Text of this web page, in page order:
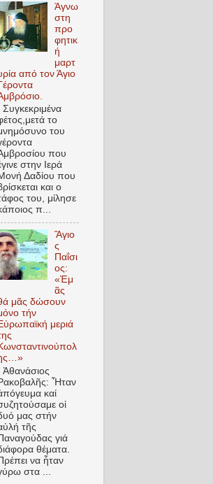
Άγνω
στη
προ
φητικ
ή
μαρτ
από τον Άγιο
Συγκεκριμένα
το
του
που
στην Ιερά
Δαδίου που
και ο
του, μίλησε
π...
Ἅγιο
ς
Παΐσι
ος:
«Ἑμ
ᾶς
μᾶς δώσουν
τήν
μεριά
Ἀθανάσιος
Ἦταν
καί
οἱ
μας στήν
τῆς
γιά
θέματα.
να ἦταν
στα ...